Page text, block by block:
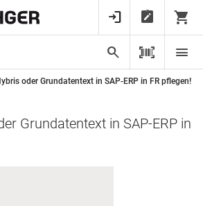
oder Grundatentext in SAP-ERP in FR pflegen!!
Grundatentext in SAP-ERP in